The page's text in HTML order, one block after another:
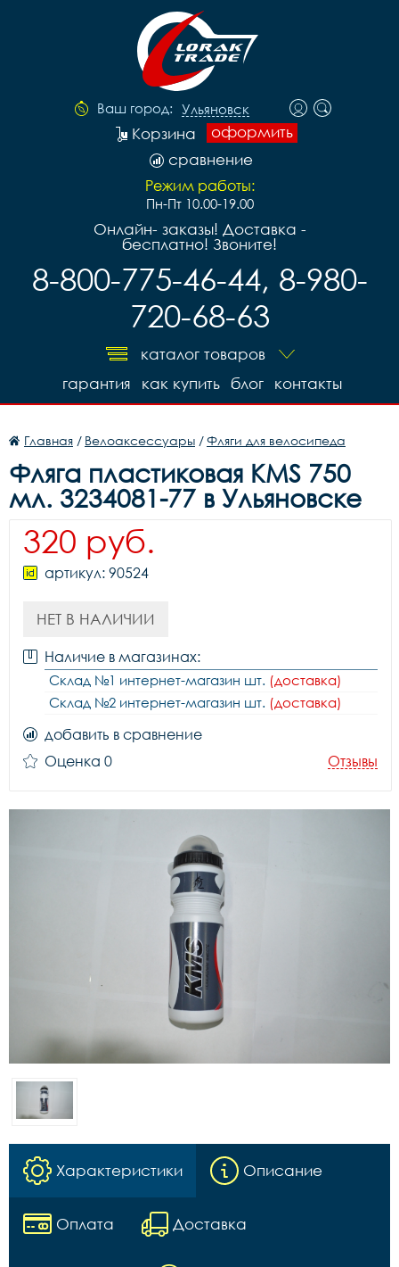
Ваш город: Ульяновск
оформить
Корзина
сравнение
Режим работы:
Пн-Пт 10.00-19.00
Онлайн- заказы! Доставка -
бесплатно! Звоните!
8-800-775-46-44, 8-980-
720-68-63
каталог товаров
контакты
блог
как купить
гарантия
Главная / Велоаксессуары /Фляги для велосипеда
Фляга пластиковая KMS 750
мл. 3234081-77 в Ульяновске
320 руб.
артикул: 90524
НЕТ В НАЛИЧИИ
Наличие в магазинах:
Склад №1 интернет-магазин шт. (доставка)
Склад №2 интернет-магазин шт. (доставка)
добавить в сравнение
Оценка 0
Отзывы
Характеристики Описание
Оплата Доставка